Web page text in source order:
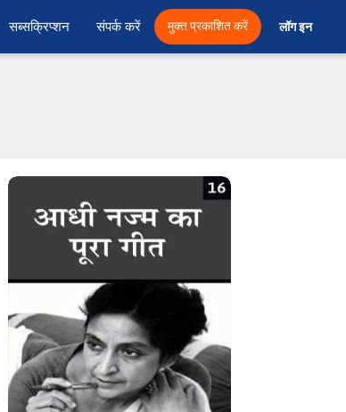
सब्सक्रिप्शन संपर्क करें मुक्त प्रकाशित करें लॉग इन